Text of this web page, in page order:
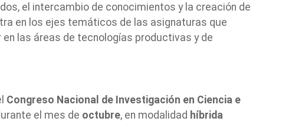
el intercambio de conocimientos y la creación de
en los ejes temáticos de las asignaturas que
las áreas de tecnologías productivas y de
Congreso Nacional de Investigación en Ciencia e
el mes de octubre, en modalidad híbrida